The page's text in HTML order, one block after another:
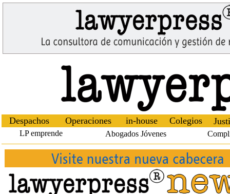
Despachos Operaciones in-house Colegios
LP emprende Abogados Jóvenes